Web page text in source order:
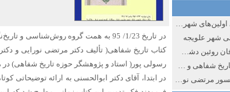
شناسایی و معرفی اولین‌های شهر مشهد
شهر علویجه
بناهای ایلخانی فارفان روئین دشت اصفهان
گزارش نقد کتاب تاریخ شفاهی و جایگاه آن در تاریخ نگاری معاصر ایران ۱۳۸۵-۱۳۵۸
جلسه معارفه پروفسور مرتضی نورائی در دپارتمان شرق‌شناسی دانشگاه صوفیا، بلغارستان
در تاریخ 1/23/ 95 به همت گروه
کتاب تاریخ شفاهی( تألیف دکتر مرتضی نورایی و
رسولی پور( استاد و پژوهشگر حوزه تاریخ شفاهی)
در ابتدا، آقای دکتر ابوالحسنی به ارائه توضیحاتی